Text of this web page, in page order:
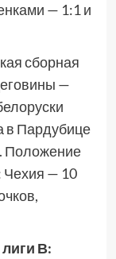
— 1:1 и
сборная
—
в Пардубице
Положение
Чехия — 10
В: